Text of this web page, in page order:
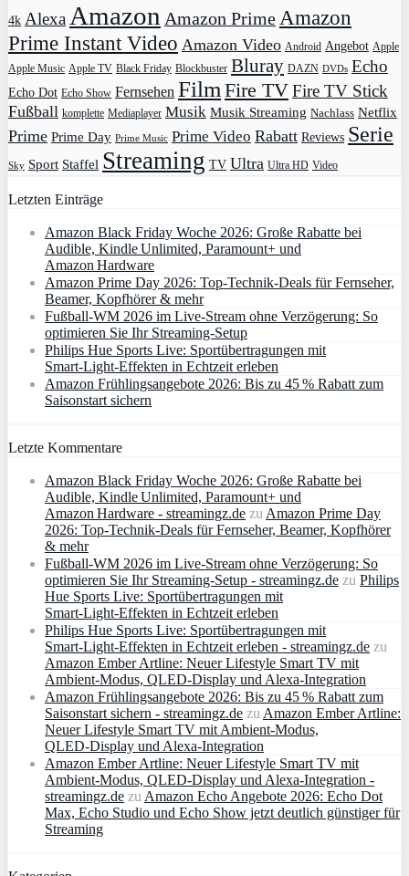
4k Alexa Amazon Amazon Prime Amazon
Prime Instant Video Amazon Video Android Angebot Apple
Apple Music Apple TV Black Friday Blockbuster Bluray DAZN DVDs Echo
Echo Dot Echo Show Fernsehen Film Fire TVFire TV Stick
Fußball komplette Mediaplayer Musik Musik Streaming Nachlass Netflix
Prime Prime Day Prime Music Prime Video Rabatt Reviews Serie
Sky Sport Staffel Streaming TV Ultra Ultra HD Video
Letzten Einträge
Amazon Black Friday Woche 2026: Große Rabatte bei
Audible, Kindle Unlimited, Paramount+ und
Amazon Hardware
Amazon Prime Day 2026: Top-Technik-Deals für Fernseher,
Beamer, Kopfhörer & mehr
Fußball-WM 2026 im Live-Stream ohne Verzögerung: So
optimieren Sie Ihr Streaming-Setup
Philips Hue Sports Live: Sportübertragungen mit
Smart‑Light‑Effekten in Echtzeit erleben
Amazon Frühlingsangebote 2026: Bis zu 45 % Rabatt zum
Saisonstart sichern
Letzte Kommentare
Amazon Black Friday Woche 2026: Große Rabatte bei
Audible, Kindle Unlimited, Paramount+ und
Amazon Hardware - streamingz.de zu Amazon Prime Day
2026: Top-Technik-Deals für Fernseher, Beamer, Kopfhörer
& mehr
Fußball-WM 2026 im Live-Stream ohne Verzögerung: So
optimieren Sie Ihr Streaming-Setup - streamingz.de zu Philips
Hue Sports Live: Sportübertragungen mit
Smart‑Light‑Effekten in Echtzeit erleben
Philips Hue Sports Live: Sportübertragungen mit
Smart‑Light‑Effekten in Echtzeit erleben - streamingz.de zu
Amazon Ember Artline: Neuer Lifestyle Smart TV mit
Ambient‑Modus, QLED‑Display und Alexa‑Integration
Amazon Frühlingsangebote 2026: Bis zu 45 % Rabatt zum
Saisonstart sichern - streamingz.de zu Amazon Ember Artline:
Neuer Lifestyle Smart TV mit Ambient‑Modus,
QLED‑Display und Alexa‑Integration
Amazon Ember Artline: Neuer Lifestyle Smart TV mit
Ambient‑Modus, QLED‑Display und Alexa‑Integration -
streamingz.de zu Amazon Echo Angebote 2026: Echo Dot
Max, Echo Studio und Echo Show jetzt deutlich günstiger für
Streaming